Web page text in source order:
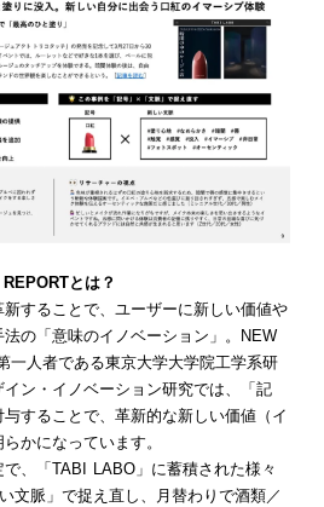
とは？
することで、ユーザーに新しい価値や
の「意味のイノベーション」。NEW
一人者である東京大学大学院工学系研
ン・イノベーション研究では、「記
することで、革新的な新しい価値（イ
かになっています。
、「TABI LABO」に蓄積された様々
文脈」で捉え直し、月替わりで酒類／